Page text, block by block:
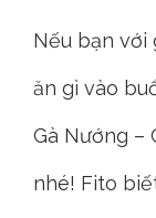
Nếu bạn với
ăn gì vào
Gà Nướng –
nhé! Fito